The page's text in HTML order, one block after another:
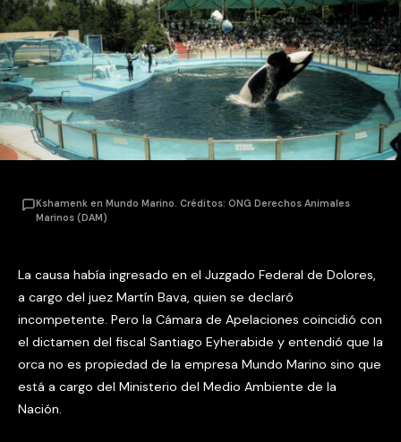
Kshamenk en Mundo Marino. Créditos: ONG Derechos Animales
Marinos (DAM)
La causa había ingresado en el Juzgado Federal de Dolores,
a cargo del juez Martín Bava, quien se declaró
incompetente. Pero la Cámara de Apelaciones coincidió con
el dictamen del fiscal Santiago Eyherabide y entendió que la
orca no es propiedad de la empresa Mundo Marino sino que
está a cargo del Ministerio del Medio Ambiente de la
Nación.